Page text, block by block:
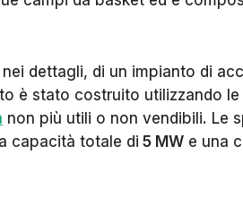
dettagli, di un impianto di
è stato costruito utilizzando
non più utili o non vendibili. Le
capacità totale di 5 MW e una